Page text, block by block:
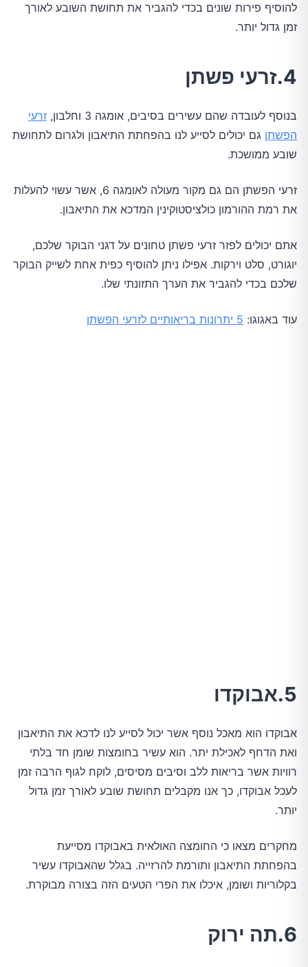
להוסיף פירות שונים בכדי להגביר את תחושת השובע לאורך
זמן גדול יותר.
4.זרעי פשתן
בנוסף לעובדה שהם עשירים בסיבים, אומגה 3 וחלבון,
זרעי
הפשתן גם יכולים לסייע לנו בהפחתת התיאבון ולגרום לתחושת
שובע ממושכת.
זרעי הפשתן הם גם מקור מעולה לאומגה 6, אשר עשוי להעלות
את רמת ההורמון כולציסטוקינין המדכא את התיאבון.
אתם יכולים לפזר זרעי פשתן טחונים על דגני הבוקר שלכם,
יוגורט, סלט וירקות. אפילו ניתן להוסיף כפית אחת לשייק הבוקר
שלכם בכדי להגביר את הערך התזונתי שלו.
עוד באגוגו: 5 יתרונות בריאותיים לזרעי הפשתן
5.אבוקדו
אבוקדו הוא מאכל נוסף אשר יכול לסייע לנו לדכא את התיאבון
ואת הדחף לאכילת יתר. הוא עשיר בחומצות שומן חד בלתי
רוויות אשר בריאות ללב וסיבים מסיסים, לוקח לגוף הרבה זמן
לעכל אבוקדו, כך אנו מקבלים תחושת שובע לאורך זמן גדול
יותר.
מחקרים מצאו כי החומצה האולאית באבוקדו מסייעת
בהפחתת התיאבון ותורמת להרזייה. בגלל שהאבוקדו עשיר
בקלוריות ושומן, איכלו את הפרי הטעים הזה בצורה מבוקרת.
6.תה ירוק